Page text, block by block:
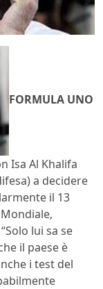
FORMULA UNO
Isa Al Khalifa
a decidere
il 13
lui sa se
il paese è
i test del